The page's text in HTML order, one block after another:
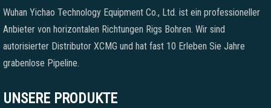
Wuhan Yichao Technology Equipment Co., Ltd. ist ein professioneller
Anbieter von horizontalen Richtungen Rigs Bohren. Wir sind
autorisierter Distributor XCMG und hat fast 10 Erleben Sie Jahre
grabenlose Pipeline.
UNSERE PRODUKTE